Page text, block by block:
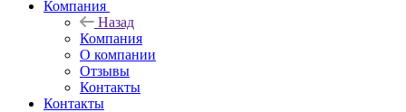
Компания
Назад
Компания
О компании
Отзывы
Контакты
Контакты